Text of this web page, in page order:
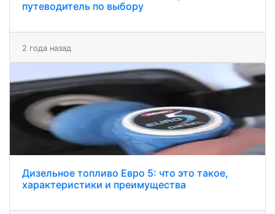
путеводитель по выбору
2 года назад
Дизельное топливо Евро 5: что это такое,
характеристики и преимущества